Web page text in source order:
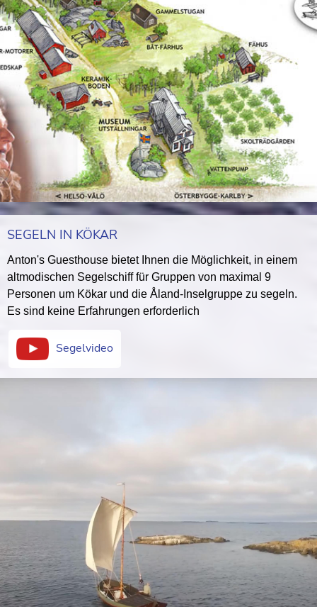
SEGELN IN KÖKAR
Anton's Guesthouse bietet Ihnen die Möglichkeit, in einem
altmodischen Segelschiff für Gruppen von maximal 9
Personen um Kökar und die Åland-Inselgruppe zu segeln.
Es sind keine Erfahrungen erforderlich
Segelvideo